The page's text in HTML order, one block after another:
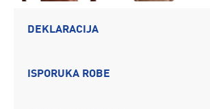
DEKLARACIJA
ISPORUKA ROBE